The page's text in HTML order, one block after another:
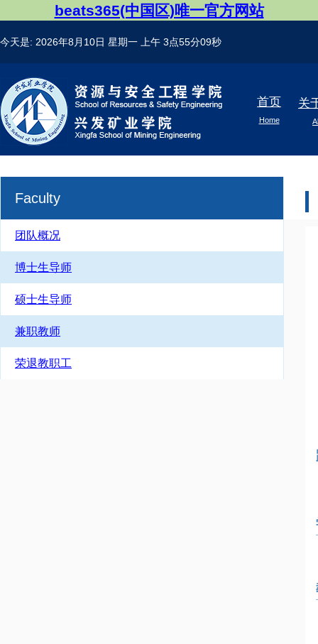
beats365(中国区)唯一官方网站
今天是: 2026年8月10日 星期一 上午 3点55分09秒
首页
Home
关
Faculty
团队概况
博士生导师
硕士生导师
兼职教师
荣退教职工